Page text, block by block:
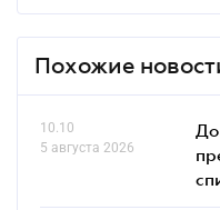
Похожие
10.10
5 августа 2026